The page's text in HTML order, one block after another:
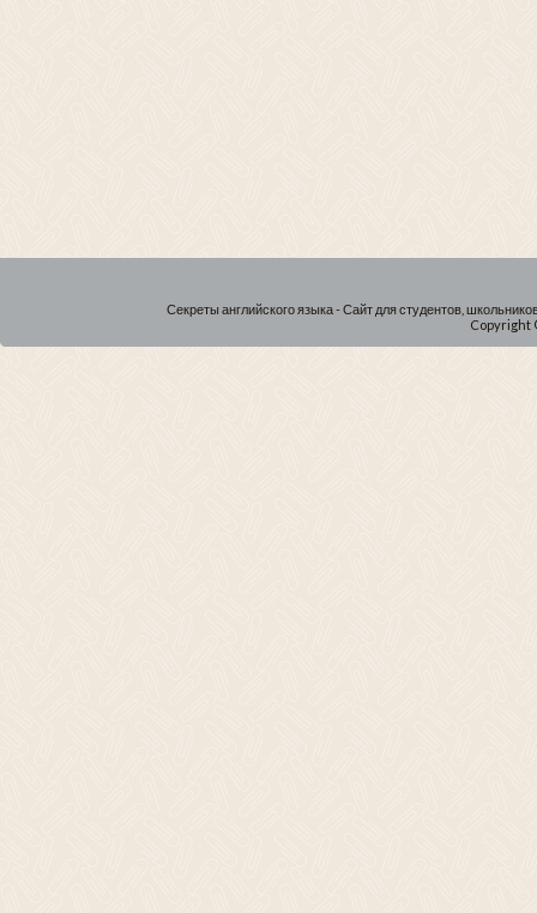
Секреты английского языка - Сайт для студентов,
Copyright